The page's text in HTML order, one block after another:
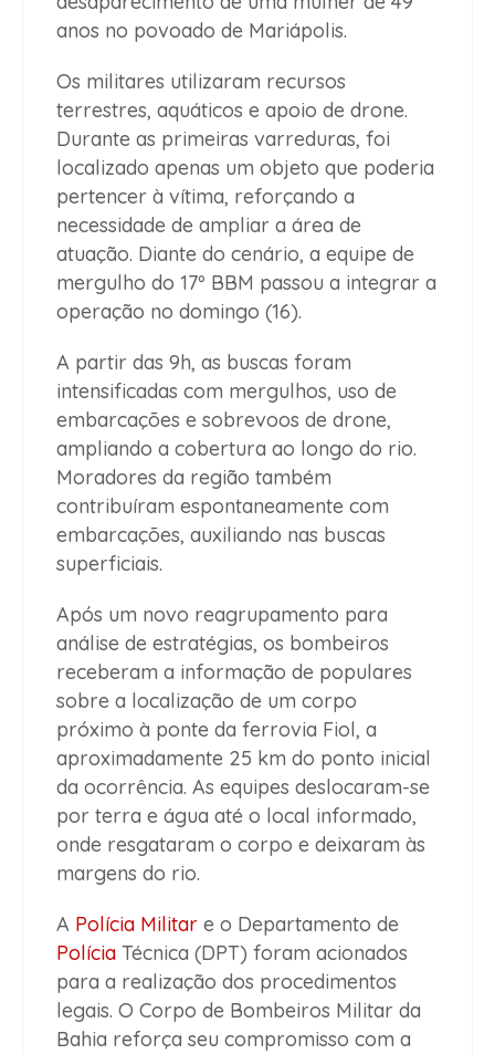
anos no povoado de Mariápolis.
Os militares utilizaram recursos
terrestres, aquáticos e apoio de drone.
Durante as primeiras varreduras, foi
localizado apenas um objeto que poderia
pertencer à vítima, reforçando a
necessidade de ampliar a área de
atuação. Diante do cenário, a equipe de
mergulho do 17º BBM passou a integrar a
operação no domingo (16).
A partir das 9h, as buscas foram
intensificadas com mergulhos, uso de
embarcações e sobrevoos de drone,
ampliando a cobertura ao longo do rio.
Moradores da região também
contribuíram espontaneamente com
embarcações, auxiliando nas buscas
superficiais.
Após um novo reagrupamento para
análise de estratégias, os bombeiros
receberam a informação de populares
sobre a localização de um corpo
próximo à ponte da ferrovia Fiol, a
aproximadamente 25 km do ponto inicial
da ocorrência. As equipes deslocaram-se
por terra e água até o local informado,
onde resgataram o corpo e deixaram às
margens do rio.
A Polícia Militar e o Departamento de
Polícia Técnica (DPT) foram acionados
para a realização dos procedimentos
legais. O Corpo de Bombeiros Militar da
Bahia reforça seu compromisso com a